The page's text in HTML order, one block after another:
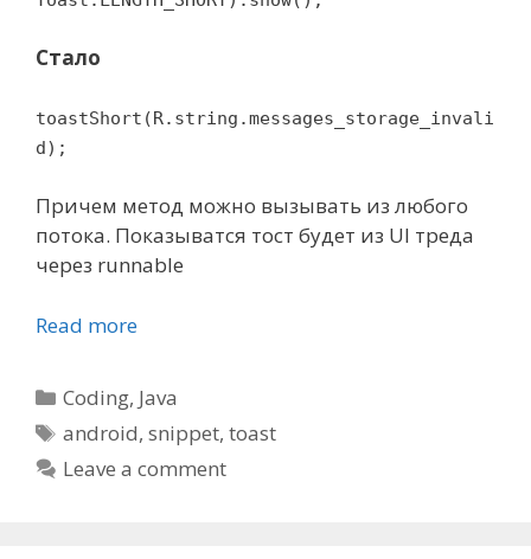
Стало
toastShort(R.string.messages_storage_invali
d);
Причем метод можно вызывать из любого
потока. Показыватся тост будет из UI треда
через runnable
Read more
Categories
Coding, Java
Tags
android,snippet,toast
Leave a comment